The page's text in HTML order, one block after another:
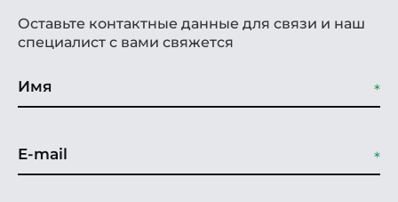
Оставьте контактные данные для связи и наш
специалист с вами свяжется